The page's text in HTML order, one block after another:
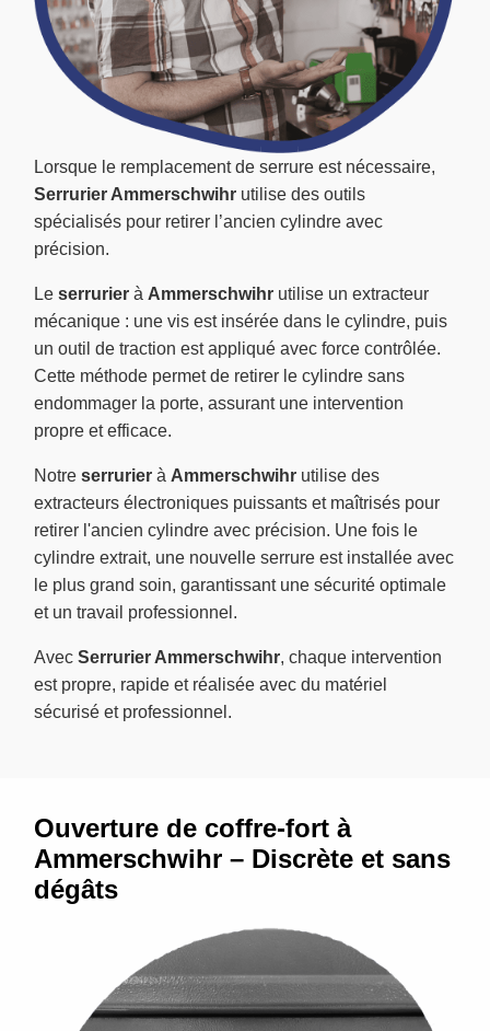
Lorsque le remplacement de serrure est nécessaire,
Serrurier Ammerschwihr utilise des outils
spécialisés pour retirer l’ancien cylindre avec
précision.
Le serrurier à Ammerschwihr utilise un extracteur
mécanique : une vis est insérée dans le cylindre, puis
un outil de traction est appliqué avec force contrôlée.
Cette méthode permet de retirer le cylindre sans
endommager la porte, assurant une intervention
propre et efficace.
Notre serrurier à Ammerschwihr utilise des
extracteurs électroniques puissants et maîtrisés pour
retirer l'ancien cylindre avec précision. Une fois le
cylindre extrait, une nouvelle serrure est installée avec
le plus grand soin, garantissant une sécurité optimale
et un travail professionnel.
Avec Serrurier Ammerschwihr, chaque intervention
est propre, rapide et réalisée avec du matériel
sécurisé et professionnel.
Ouverture de coffre-fort à
Ammerschwihr – Discrète et sans
dégâts